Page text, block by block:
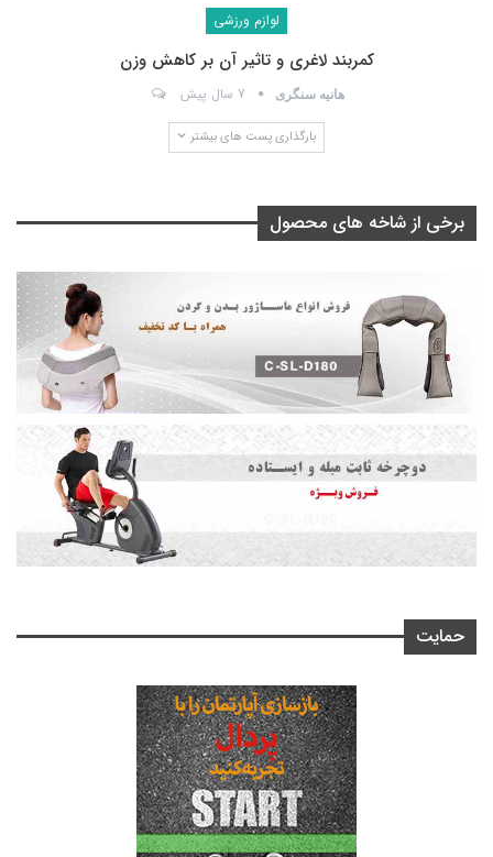
لوازم ورزشی
کمربند لاغری و تاثیر آن بر کاهش وزن
هانیه سنگری 7 سال پیش
بارگذاری پست های بیشتر
برخی از شاخه های محصول
حمایت